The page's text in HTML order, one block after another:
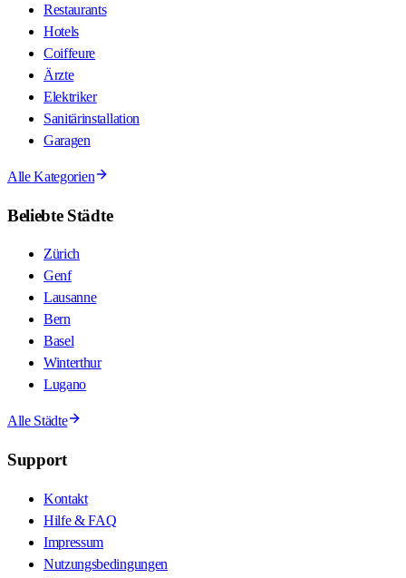
Restaurants
Hotels
Coiffeure
Ärzte
Elektriker
Sanitärinstallation
Garagen
Alle Kategorien
Beliebte Städte
Zürich
Genf
Lausanne
Bern
Basel
Winterthur
Lugano
Alle Städte
Support
Kontakt
Hilfe & FAQ
Impressum
Nutzungsbedingungen